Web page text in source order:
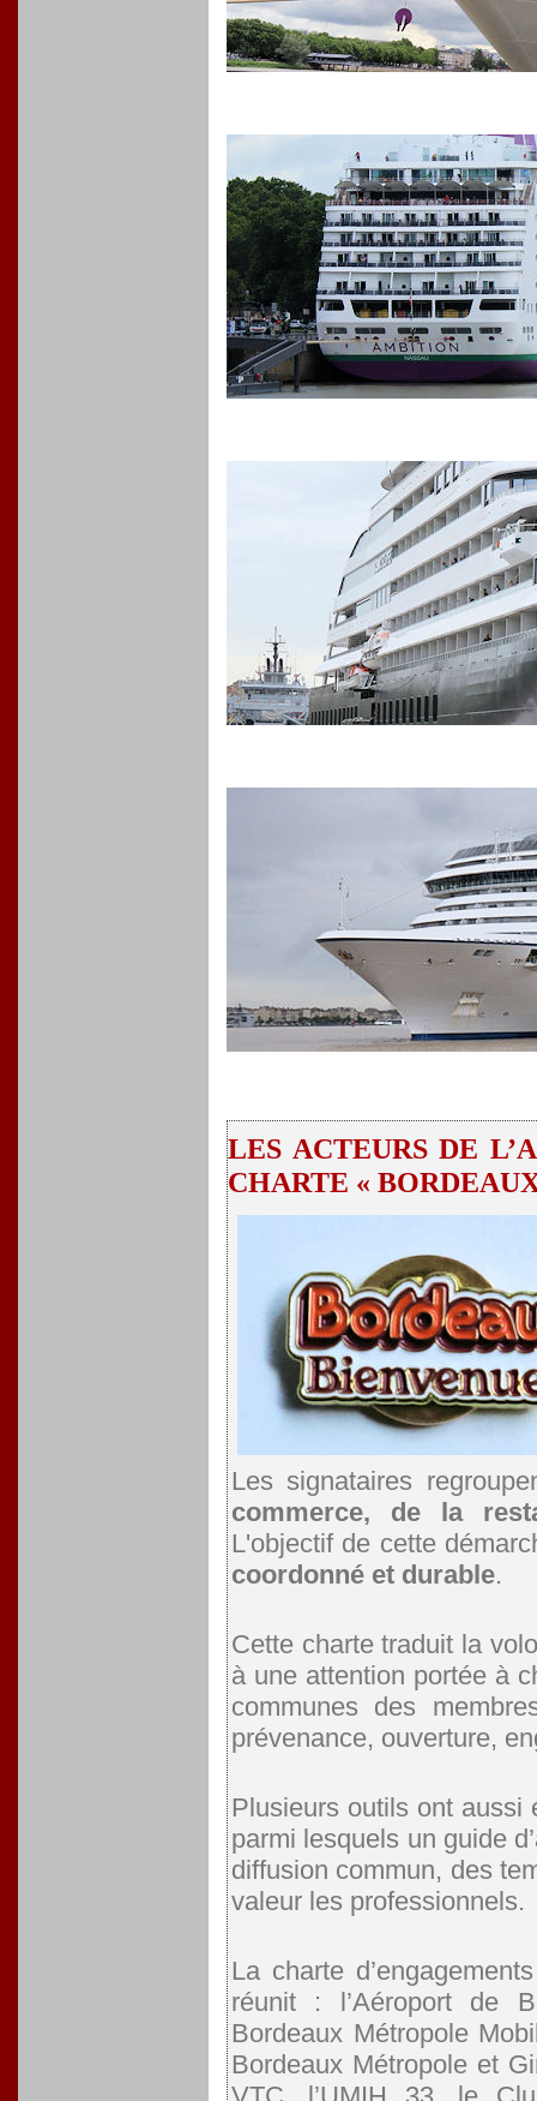
LES ACTEURS DE
CHARTE «
Les signataires
commerce, de la
L'objectif de cette
coordonné et durable.
Cette charte traduit la
à une attention portée à
communes des
prévenance, ouverture,
Plusieurs outils ont aussi
parmi lesquels un guide
diffusion commun, des
valeur les professionnels.
La charte
réunit : l’Aéroport de
Bordeaux Métropole
Bordeaux Métropole et